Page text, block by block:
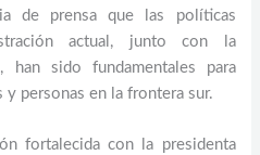
de prensa que las políticas
actual, junto con la
, han sido fundamentales para
personas en la frontera sur.
fortalecida con la presidenta